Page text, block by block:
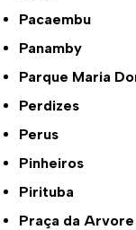
Pacaembu
Panamby
Parque Maria
Perdizes
Perus
Pinheiros
Pirituba
Praça da Arvore